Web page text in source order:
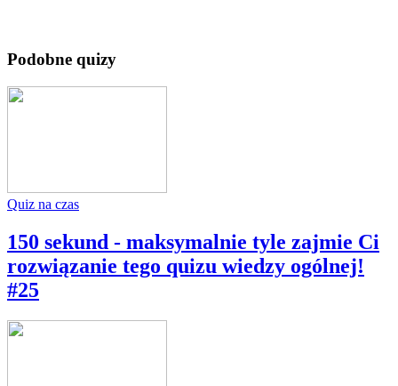
Podobne quizy
Quiz na czas
150 sekund - maksymalnie tyle zajmie Ci
rozwiązanie tego quizu wiedzy ogólnej!
#25